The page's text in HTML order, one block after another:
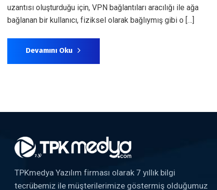
uzantısı oluşturduğu için, VPN bağlantıları aracılığı ile ağa
bağlanan bir kullanıcı, fiziksel olarak bağlıymış gibi o […]
Devamını Oku
TPKmedya Yazılım firması olarak 7 yıllık bilgi
tecrübemiz ile müşterilerimize göstermiş olduğumuz